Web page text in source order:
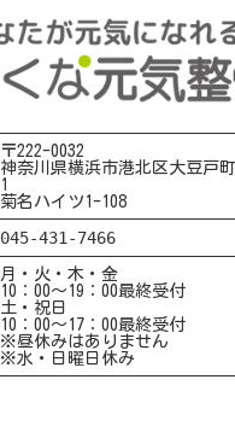
〒222-0032
神奈川県横浜市港北区大豆戸
1
菊名ハイツ1-108
045-431-7466
月・火・木・金
10：00～19：00最終受付
土・祝日
10：00～17：00最終受付
※昼休みはありません
※水・日曜日休み